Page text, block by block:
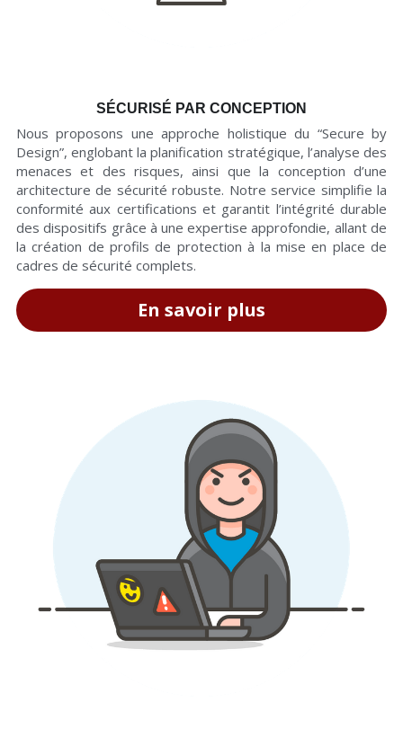
SÉCURISÉ PAR CONCEPTION
Nous proposons une approche holistique du “Secure by
Design”, englobant la planification stratégique, l’analyse des
menaces et des risques, ainsi que la conception d’une
architecture de sécurité robuste. Notre service simplifie la
conformité aux certifications et garantit l’intégrité durable
des dispositifs grâce à une expertise approfondie, allant de
la création de profils de protection à la mise en place de
cadres de sécurité complets.
En savoir plus